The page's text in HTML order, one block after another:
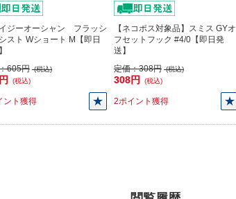
ジーオーシャン フラッシ
スト Wショート M【即日
605円 (税込)
(税込)
ント獲得
【ネコポス対象品】スミス GYオ
フセットフック #4/0【即日発
送】
定価：308円 (税込)
308円 (税込)
2ポイント獲得